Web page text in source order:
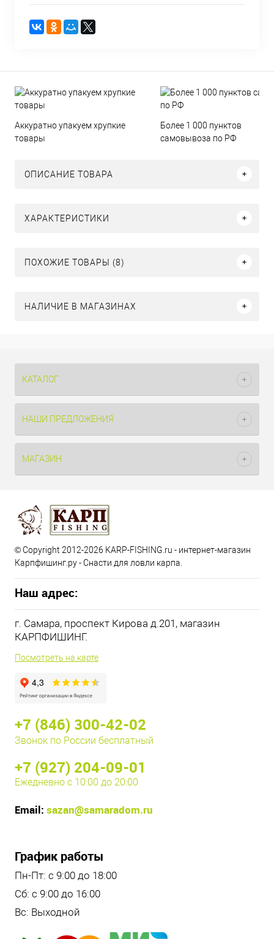
Аккуратно упакуем хрупкие
товары
Более 1 000 пунктов
самовывоза по РФ
ОПИСАНИЕ ТОВАРА
ХАРАКТЕРИСТИКИ
ПОХОЖИЕ ТОВАРЫ (8)
НАЛИЧИЕ В МАГАЗИНАХ
КАТАЛОГ
НАШИ ПРЕДЛОЖЕНИЯ
МАГАЗИН
© Copyright 2012-2026 KARP-FISHING.ru - интернет-магазин
Карпфишинг.ру - Снасти для ловли карпа.
Наш адрес:
г. Самара, проспект Кирова д.201, магазин
КАРПФИШИНГ.
Посмотреть на карте
+7 (846) 300-42-02
Звонок по России бесплатный
+7 (927) 204-09-01
Ежедневно с 10:00 до 20:00
Email: sazan@samaradom.ru
График работы
Пн-Пт: с 9:00 до 18:00
Сб: с 9:00 до 16:00
Вс: Выходной